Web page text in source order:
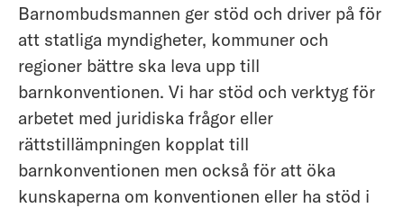
Barnombudsmannen ger stöd och driver på för
att statliga myndigheter, kommuner och
regioner bättre ska leva upp till
barnkonventionen. Vi har stöd och verktyg för
arbetet med juridiska frågor eller
rättstillämpningen kopplat till
barnkonventionen men också för att öka
kunskaperna om konventionen eller ha stöd i